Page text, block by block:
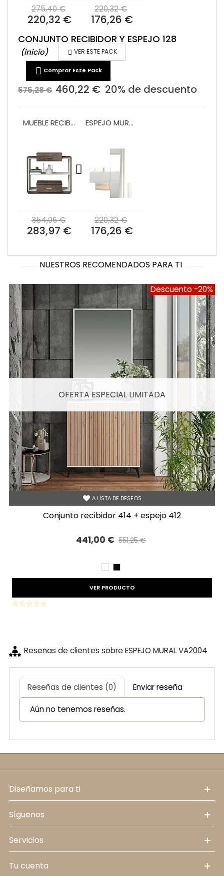
275,40 €
220,32 €
220,32 €
176,26 €
CONJUNTO RECIBIDOR Y ESPEJO 128
(inicio)  VER ESTE PACK
 Comprar Este Pack
575,28 € 460,22 € 20% de descuento
MUEBLE RECIBIDOR 2 CAJONES VA1016
354,96 €
283,97 €
ESPEJO MURAL VA2004
220,32 €
176,26 €
NUESTROS RECOMENDADOS PARA TI
Descuento -20%
A LISTA DE DESEOS
OFERTA ESPECIAL LIMITADA
conjunto recibidor 414 + espejo 412
441,00 € 551,25 €
BLANCO
NEGRO
VER PRODUCTO
Reseñas de clientes sobre ESPEJO MURAL VA2004
Reseñas de clientes (0) Enviar reseña
Aún no tenemos reseñas.
diseñamos para ti
síguenos
servicios
tu cuenta